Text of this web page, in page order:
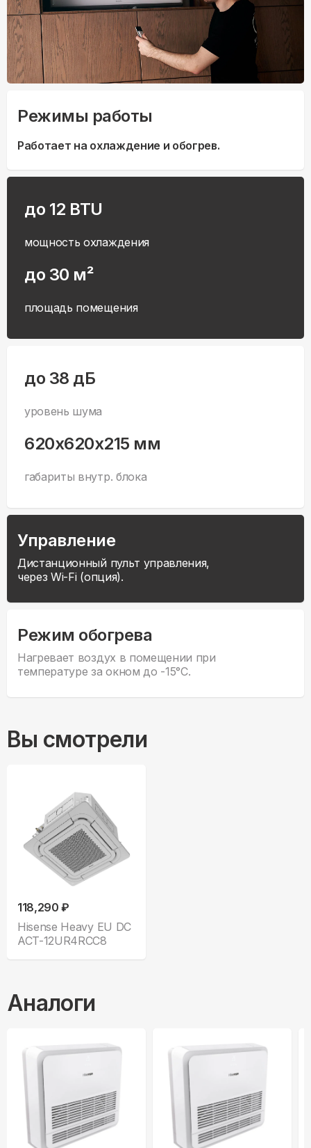
Режимы работы
Работает на охлаждение и обогрев.
до 12 BTU
мощность охлаждения
до 30 м²
площадь помещения
до 38 дБ
уровень шума
620x620x215 мм
габариты внутр. блока
Управление
Дистанционный пульт управления,
через Wi-Fi (опция).
Режим обогрева
Нагревает воздух в помещении при
температуре за окном до -15°С.
Вы смотрели
118,290 ₽
Hisense Heavy EU DC
ACT-12UR4RCC8
Аналоги